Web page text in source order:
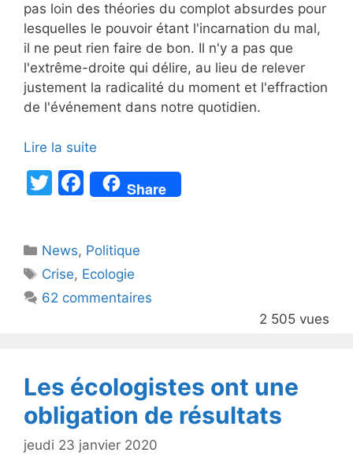
pas loin des théories du complot absurdes pour
lesquelles le pouvoir étant l'incarnation du mal,
il ne peut rien faire de bon. Il n'y a pas que
l'extrême-droite qui délire, au lieu de relever
justement la radicalité du moment et l'effraction
de l'événement dans notre quotidien.
Lire la suite
T
er
F
a
e
b
o
Share
Catégories
News, Politique
Étiquettes
Crise, Ecologie
62 commentaires
2 505 vues
Les écologistes ont une
obligation de résultats
jeudi 23 janvier 2020